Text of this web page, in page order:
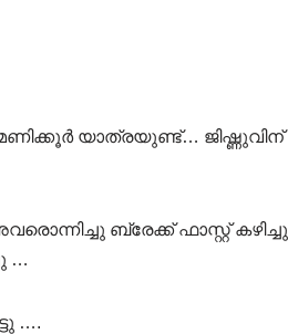
യാത്രയുണ്ട്… ജിഷ്ണുവിന്
ബ്രേക്ക് ഫാസ്റ്റ് കഴിച്ചു
…
….